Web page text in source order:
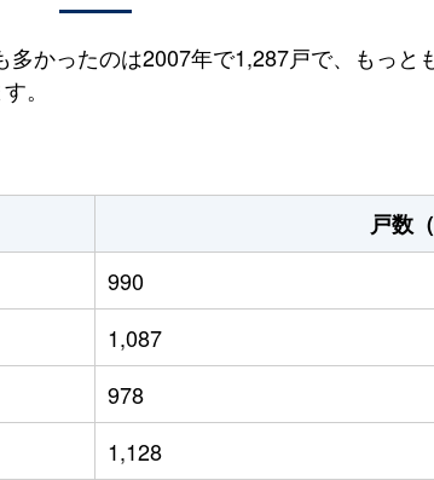
かったのは2007年で1,287戸で、もっと
。
戸数
990
1,087
978
1,128